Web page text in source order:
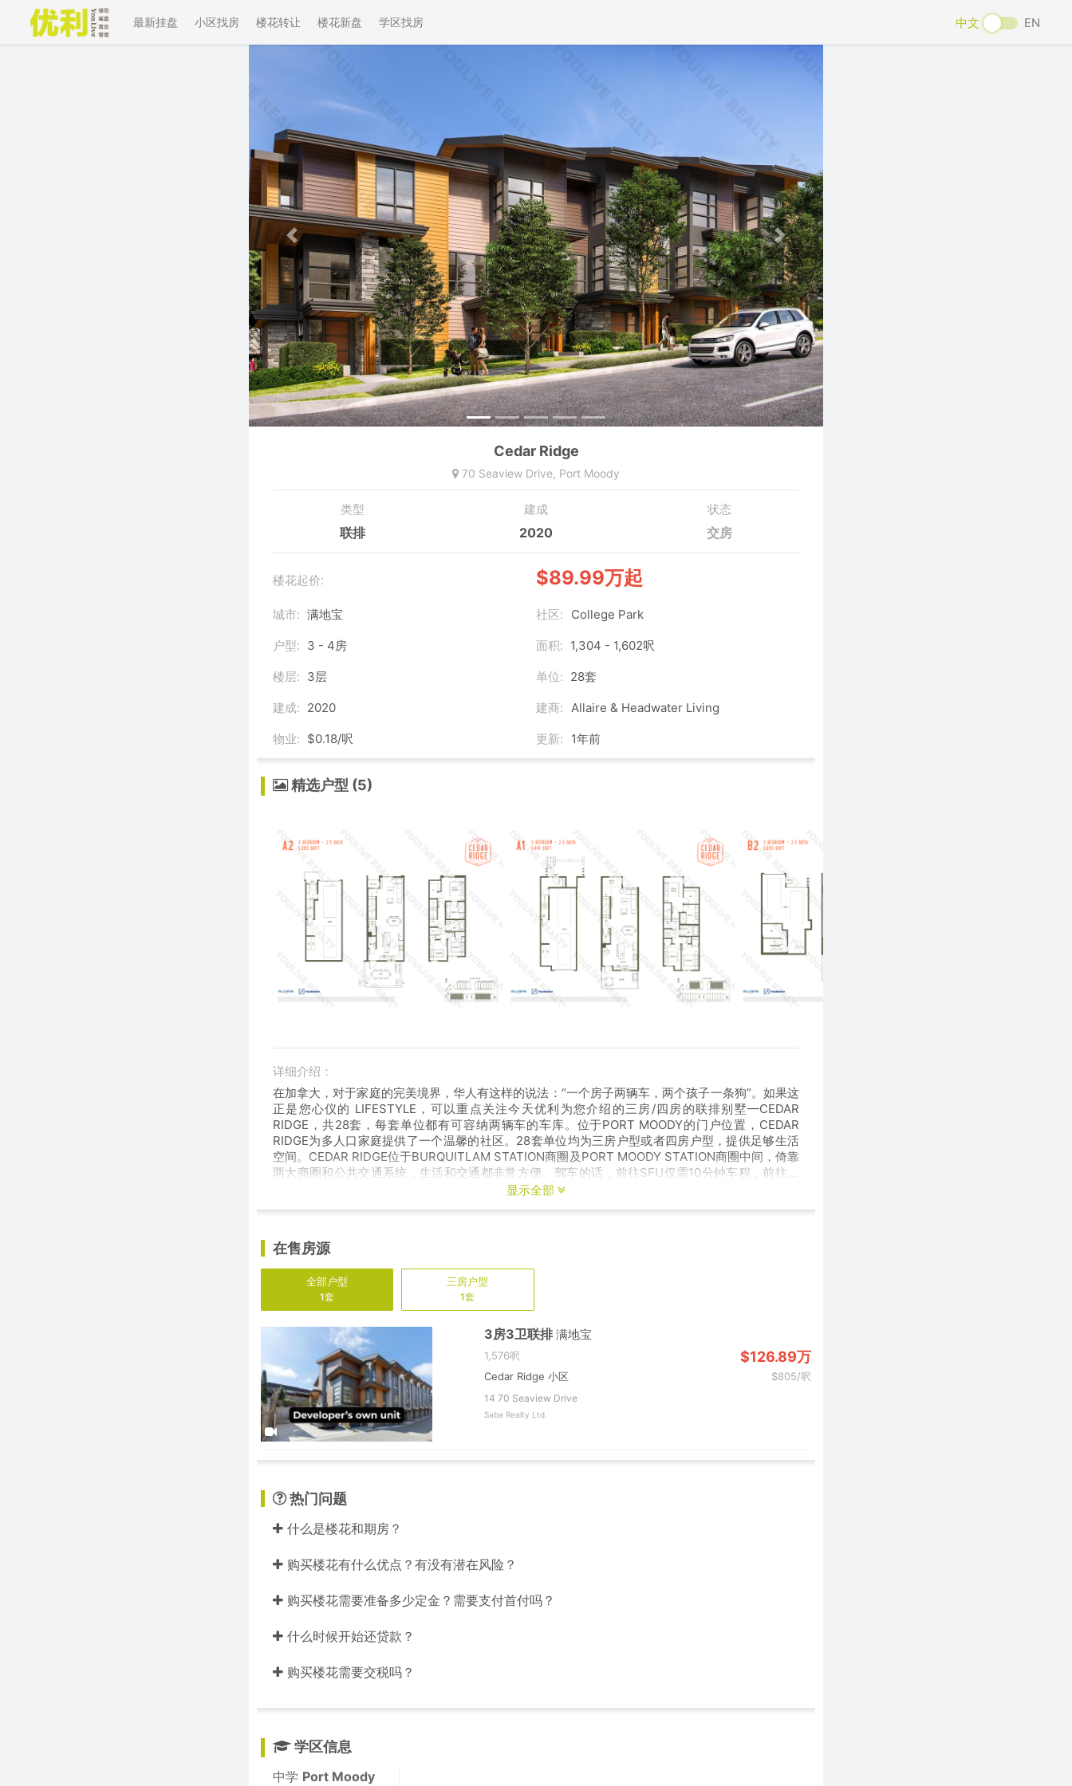
最新挂盘 小区找房 楼花转让 楼花新盘 学区找房 中文 EN
Previous Next
Cedar Ridge
70 Seaview Drive, Port Moody
类型
联排
建成
2020
状态
交房
楼花起价: $89.99万起
城市: 满地宝 社区: College Park
户型: 3 - 4房 面积: 1,304 - 1,602呎
楼层: 3层 单位: 28套
建成: 2020 建商: Allaire & Headwater Living
物业: $0.18/呎 更新: 1年前
精选户型 (5)
详细介绍：
在加拿大，对于家庭的完美境界，华人有这样的说法：“一个房子两辆车，两个孩子一条狗”。如果这
正是您心仪的 LIFESTYLE，可以重点关注今天优利为您介绍的三房/四房的联排别墅—CEDAR
RIDGE，共28套，每套单位都有可容纳两辆车的车库。位于PORT MOODY的门户位置，CEDAR
RIDGE为多人口家庭提供了一个温馨的社区。28套单位均为三房户型或者四房户型，提供足够生活
空间。CEDAR RIDGE位于BURQUITLAM STATION商圈及PORT MOODY STATION商圈中间，倚靠
两大商圈和公共交通系统，生活和交通都非常方便。驾车的话，前往SFU仅需10分钟车程，前往温
显示全部
在售房源
全部户型
1套
三房户型
1套
3房3卫联排满地宝
1,576呎 $126.89万
Cedar Ridge 小区 $805/呎
14 70 Seaview Drive
Saba Realty Ltd.
热门问题
什么是楼花和期房？
购买楼花有什么优点？有没有潜在风险？
购买楼花需要准备多少定金？需要支付首付吗？
什么时候开始还贷款？
购买楼花需要交税吗？
学区信息
中学 Port Moody